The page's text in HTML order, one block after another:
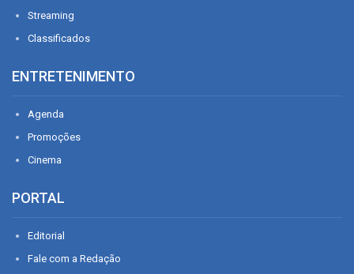
Streaming
Classificados
ENTRETENIMENTO
Agenda
Promoções
Cinema
PORTAL
Editorial
Fale com a Redação